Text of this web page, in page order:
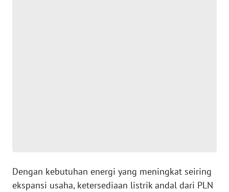
Dengan kebutuhan energi yang meningkat seiring
ekspansi usaha, ketersediaan listrik andal dari PLN
JAMBI